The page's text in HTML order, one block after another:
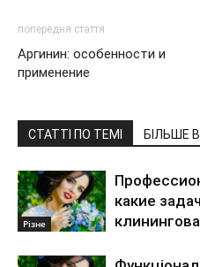
попередня стаття
Аргинин: особенности и
применение
СТАТТІ ПО ТЕМІ БІЛЬШЕ
Різне
какие